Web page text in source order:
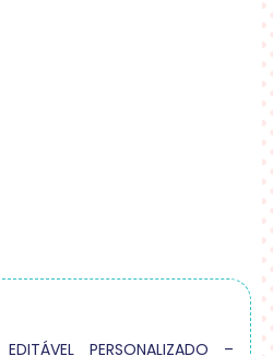
PERSONALIZADO –